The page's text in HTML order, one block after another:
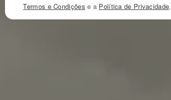
Termos e Condições e a Política de Privacidade.